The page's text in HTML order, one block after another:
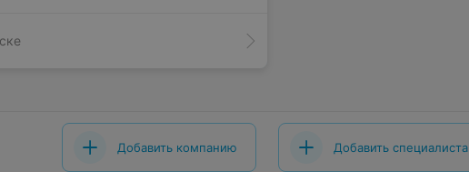
Добавить компанию Добавить специалиста